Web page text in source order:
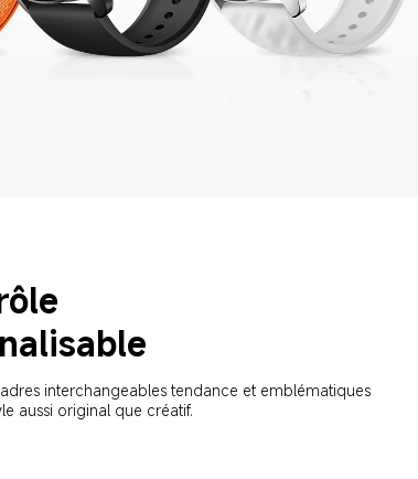
interchangeables tendance et emblématiques
aussi original que créatif.